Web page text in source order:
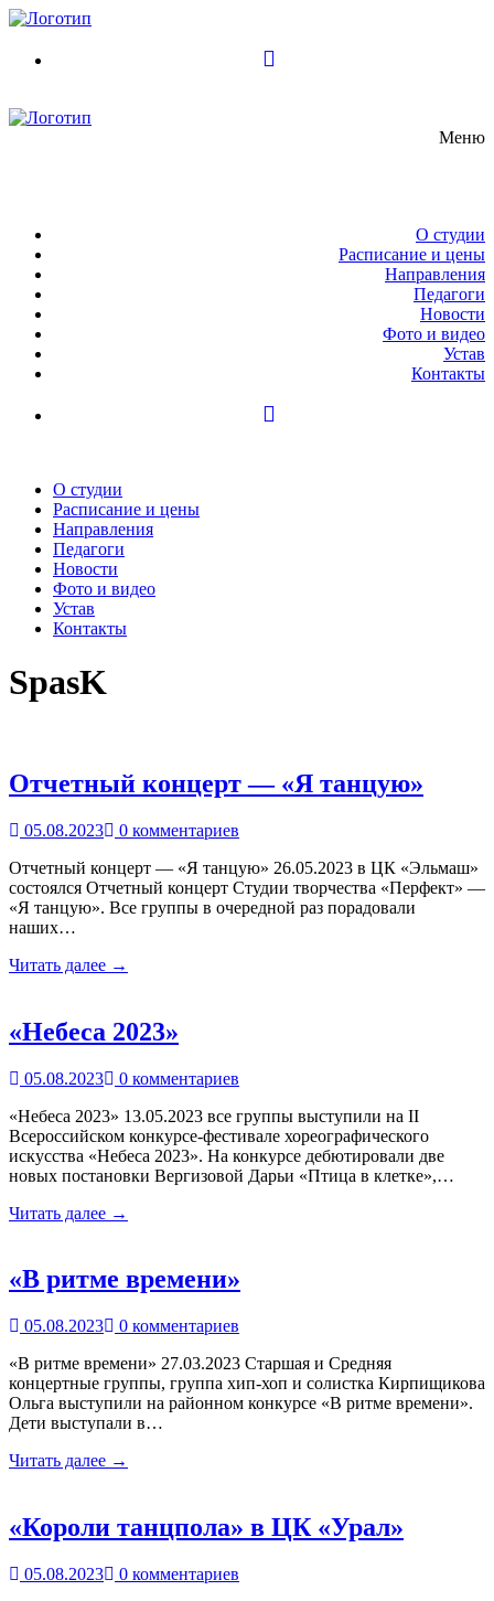
Перейти
содержимому
Меню
Закрыть
Меню
О студии
Расписание и цены
Направления
Педагоги
Новости
Фото и видео
Устав
Контакты
О студии
Расписание и цены
Направления
Педагоги
Новости
Фото и видео
Устав
Контакты
SpasK
Отчетный концерт — «Я танцую»
05.08.2023
0 комментариев
Отчетный концерт — «Я танцую» 26.05.2023 в ЦК «Эльмаш»
состоялся Отчетный концерт Студии творчества «Перфект» —
«Я танцую». Все группы в очередной раз порадовали
наших…
Читать далее →
«Небеса 2023»
05.08.2023
0 комментариев
«Небеса 2023» 13.05.2023 все группы выступили на II
Всероссийском конкурсе-фестивале хореографического
искусства «Небеса 2023». На конкурсе дебютировали две
новых постановки Вергизовой Дарьи «Птица в клетке»,…
Читать далее →
«В ритме времени»
05.08.2023
0 комментариев
«В ритме времени» 27.03.2023 Старшая и Средняя
концертные группы, группа хип-хоп и солистка Кирпищикова
Ольга выступили на районном конкурсе «В ритме времени».
Дети выступали в…
Читать далее →
«Короли танцпола» в ЦК «Урал»
05.08.2023
0 комментариев